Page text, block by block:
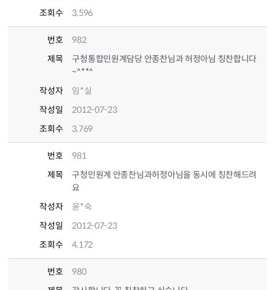
조회수
3,596
번호
982
제목
구청통합민원계담당 안종찬님과 허정아님 칭찬합니다
~^**^
작성자
임*실
작성일
2012-07-23
조회수
3,769
번호
981
제목
구청민원계 안종찬님과허정아님을 동시에 칭찬해드려
요
작성자
윤*숙
작성일
2012-07-23
조회수
4,172
번호
980